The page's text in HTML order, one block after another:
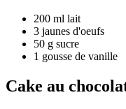
200 ml lait
3 jaunes d'oeufs
50 g sucre
1 gousse de vanille
Cake au